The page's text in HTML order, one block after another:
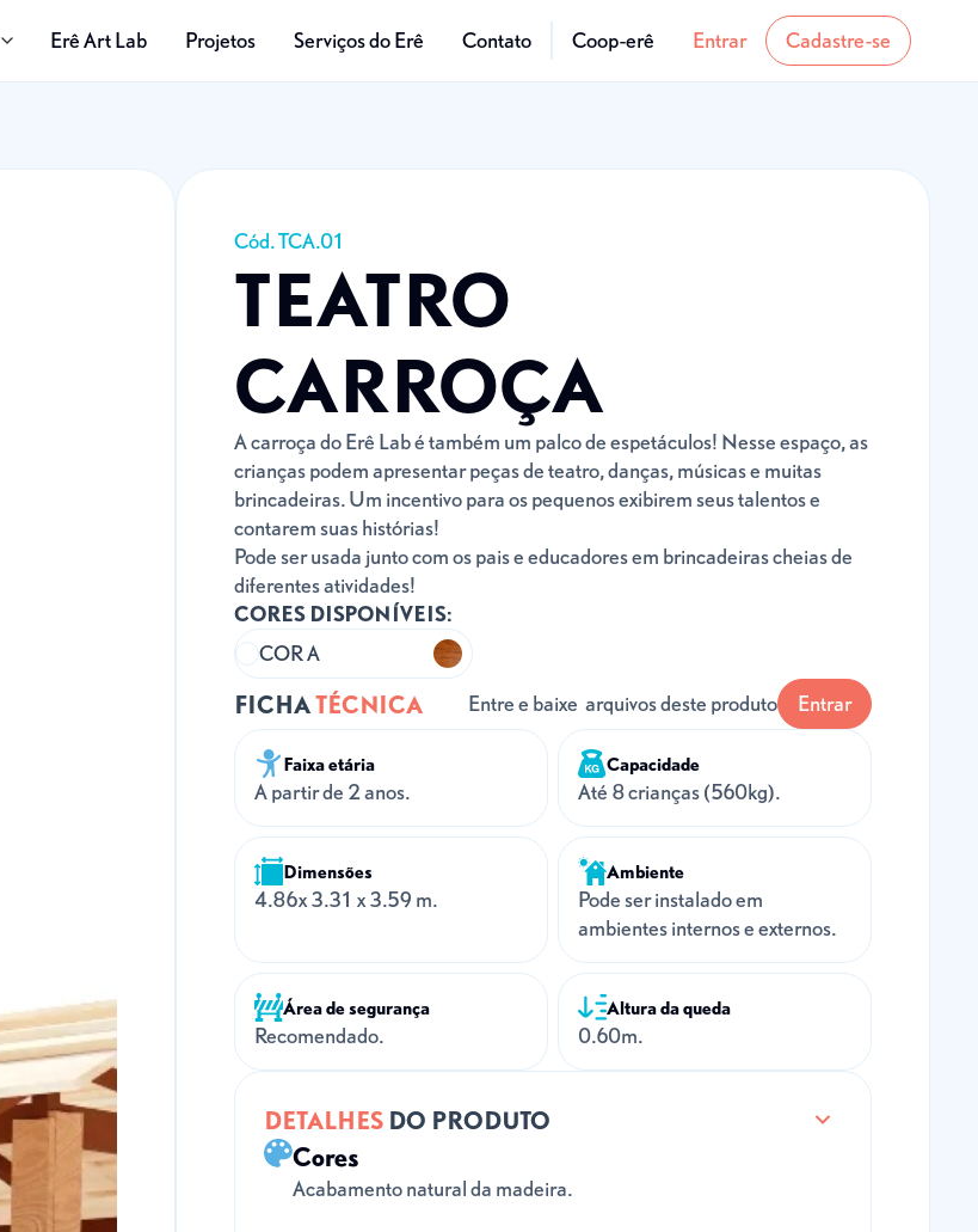
Erê Art Lab Projetos Serviços do Erê Contato Coop-erê Entrar Cadastre-se
Cód. TCA.01
TEATRO
CARROÇA
A carroça do Erê Lab é também um palco de espetáculos! Nesse espaço, as
crianças podem apresentar peças de teatro, danças, músicas e muitas
brincadeiras. Um incentivo para os pequenos exibirem seus talentos e
contarem suas histórias!
Pode ser usada junto com os pais e educadores em brincadeiras cheias de
diferentes atividades!
CORES DISPONÍVEIS:
COR A
FICHA TÉCNICA Entre e baixe arquivos deste produto Entrar
Faixa etária
A partir de 2 anos.
Capacidade
Até 8 crianças (560kg).
Dimensões
4.86x 3.31 x 3.59 m.
Ambiente
Pode ser instalado em
ambientes internos e externos.
Área de segurança
Recomendado.
Altura da queda
0.60m.
DETALHES DO PRODUTO
Cores
Acabamento natural da madeira.